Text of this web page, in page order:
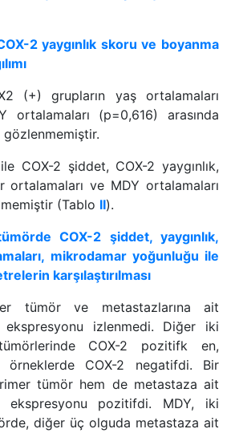
2 yaygınlık skoru ve boyanma
(+) grupların yaş ortalamaları
ortalamaları (p=0,616) arasında
gözlenmemiştir.
COX-2 şiddet, COX-2 yaygınlık,
ortalamaları ve MDY ortalamaları
(Tablo II).
COX-2 şiddet, yaygınlık,
mikrodamar yoğunluğu ile
karşılaştırılması
tümör ve metastazlarına ait
ekspresyonu izlenmedi. Diğer iki
COX-2 pozitifk en,
örneklerde COX-2 negatifdi. Bir
tümör hem de metastaza ait
ekspresyonu pozitifdi. MDY, iki
diğer üç olguda metastaza ait